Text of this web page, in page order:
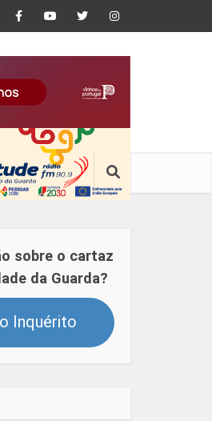
sobre o cartaz
da Guarda?
Inquérito